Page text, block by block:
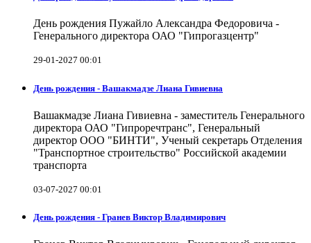
День рождения Пужайло Александра Федоровича -
Генерального директора ОАО "Гипрогазцентр"
29-01-2027 00:01
День рождения - Вашакмадзе Лиана Гивиевна
Вашакмадзе Лиана Гивиевна - заместитель Генерального
директора ОАО "Гипроречтранс", Генеральный
директор ООО "БИНТИ", Ученый секретарь Отделения
"Транспортное строительство" Российской академии
транспорта
03-07-2027 00:01
День рождения - Гранев Виктор Владимирович